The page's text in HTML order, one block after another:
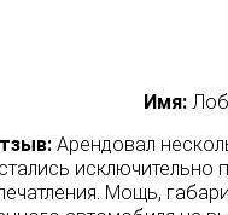
Имя:
Арендовал
исключительно
Мощь,